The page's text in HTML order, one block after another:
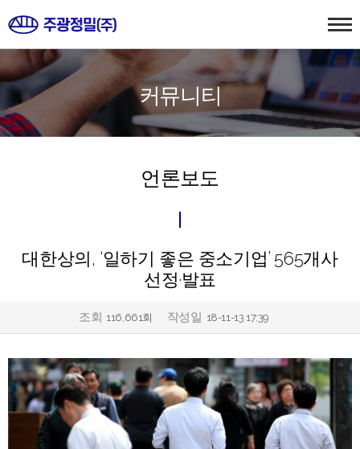
커뮤니티
언론보도
대한상의, ‘일하기 좋은 중소기업’ 565개사
선정·발표
조회 116,661회 작성일 18-11-13 17:39